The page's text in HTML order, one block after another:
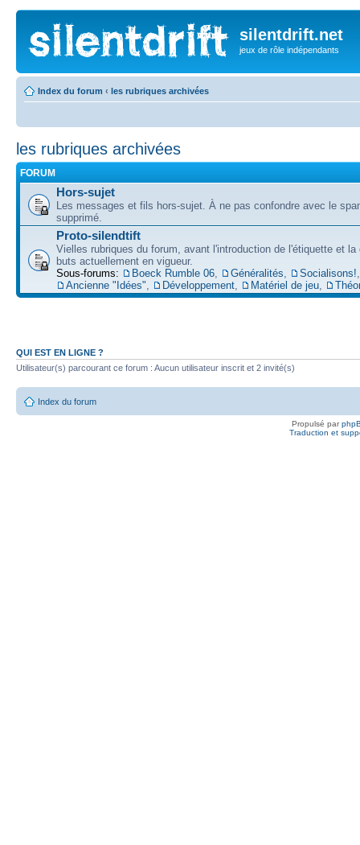
silentdrift.net
jeux de rôle indépendants
Index du forum ‹ les rubriques archivées
les rubriques archivées
FORUM
Hors-sujet
Les messages et fils hors-sujet. À ne pas confondre avec le
supprimé.
Proto-silendtift
Vielles rubriques du forum, avant l'introduction de l'étiquette et la
buts actuellement en vigueur.
Sous-forums:
Boeck Rumble 06 Généralités Socialisons!
Ancienne "Idées"
Développement Matériel de jeu
QUI EST EN LIGNE ?
Utilisateur(s) parcourant ce forum : Aucun utilisateur inscrit et 2 invité(s)
Index du forum
Propulsé par
Traduction et